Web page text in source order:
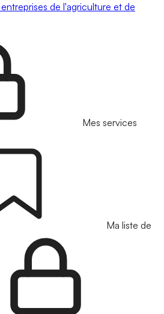
de l'agriculture et de
Mes services
Ma liste de